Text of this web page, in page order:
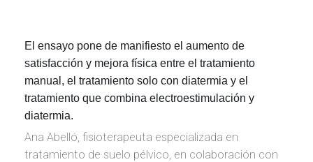
El ensayo pone de manifiesto el aumento de
satisfacción y mejora física entre el tratamiento
manual, el tratamiento solo con diatermia y el
tratamiento que combina electroestimulación y
diatermia.
Ana Abelló, fisioterapeuta especializada en
tratamiento de suelo pélvico, en colaboración con